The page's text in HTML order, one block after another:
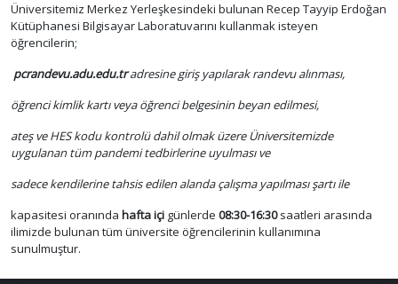
Üniversitemiz Merkez Yerleşkesindeki bulunan Recep Tayyip Erdoğan
Kütüphanesi Bilgisayar Laboratuvarını kullanmak isteyen
öğrencilerin;
pcrandevu.adu.edu.tradresine giriş yapılarak randevu alınması,
öğrenci kimlik kartı veya öğrenci belgesinin beyan edilmesi,
ateş ve HES kodu kontrolü dahil olmak üzere Üniversitemizde
uygulanan tüm pandemi tedbirlerine uyulması ve
sadece kendilerine tahsis edilen alanda çalışma yapılması şartı ile
kapasitesi oranında hafta içi günlerde 08:30-16:30saatleri arasında
ilimizde bulunan tüm üniversite öğrencilerinin kullanımına
sunulmuştur.